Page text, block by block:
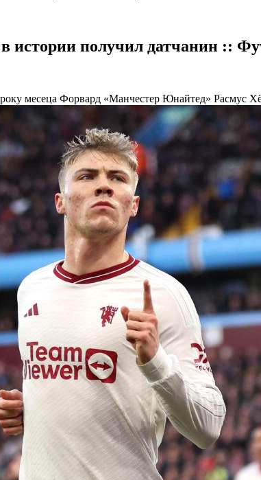
истории получил датчанин ::
месеца Форвард «Манчестер Юнайтед» Расмус